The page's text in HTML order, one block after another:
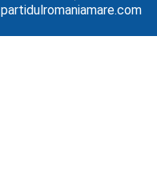
partidulromaniamare.com